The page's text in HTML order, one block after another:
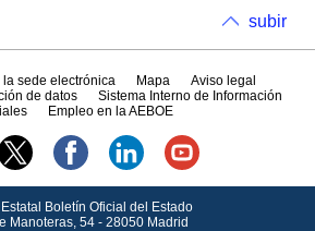
subir
la sede electrónica Mapa
Aviso legal
de datos
Sistema Interno de Información
Empleo en la AEBOE
Boletín Oficial del Estado
Manoteras, 54 - 28050 Madrid